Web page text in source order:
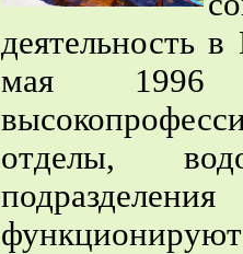
деятельность
мая
отделы,